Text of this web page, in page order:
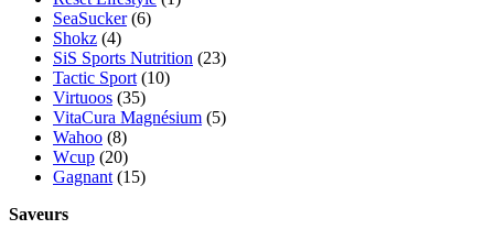
SeaSucker (6)
Shokz (4)
SiS Sports Nutrition (23)
Tactic Sport (10)
Virtuoos (35)
VitaCura Magnésium (5)
Wahoo (8)
Wcup (20)
Gagnant (15)
Saveurs